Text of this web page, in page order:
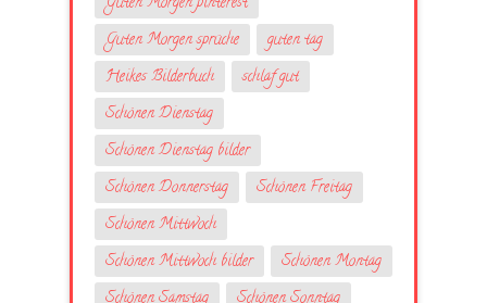
Guten Morgen sprüche
guten tag
Heikes Bilderbuch
schlaf gut
Schönen Dienstag
Schönen Dienstag bilder
Schönen Donnerstag
Schönen Freitag
Schönen Mittwoch
Schönen Mittwoch bilder
Schönen Montag